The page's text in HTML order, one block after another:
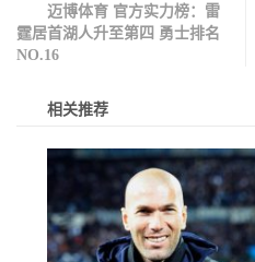
迈博体育 官方实力榜：雷
霆居首湖人升至第四 勇士排名
NO.16
相关推荐